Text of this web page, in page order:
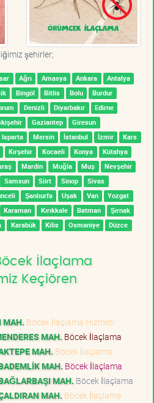
şehirler;
Ağrı Amasya Ankara
Antalya
Bingöl Bitlis Bolu
Burdur
Denizli Diyarbakır
Edirne
Gaziantep
Giresun
Isparta Mersin İstanbul İzmir
Kars
Kırşehir Kocaeli Konya
Kütahya
Mardin Muğla Muş
Nevşehir
Samsun Siirt Sinop
Sivas
Şanlıurfa Uşak Van
Yozgat
Karaman Kırıkkale Batman
Şırnak
Karabük Kilis Osmaniye Düzce
İlaçlama
Keçiören
MAH. Böcek İlaçlama Hizmeti
MAH. Böcek İlaçlama
MAH. Böcek İlaçlama
MAH. Böcek İlaçlama
MAH. Böcek İlaçlama
MAH. Böcek İlaçlama